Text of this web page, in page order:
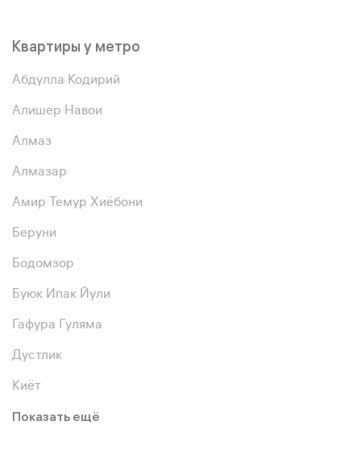
Квартиры у метро
Абдулла Кодирий
Алишер Навои
Алмаз
Алмазар
Амир Темур Хиёбони
Беруни
Бодомзор
Буюк Ипак Йули
Гафура Гуляма
Дустлик
Киёт
Показать ещё